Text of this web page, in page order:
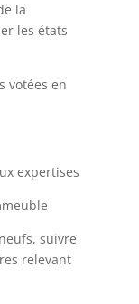
la
les états
votées en
expertises
suivre
relevant